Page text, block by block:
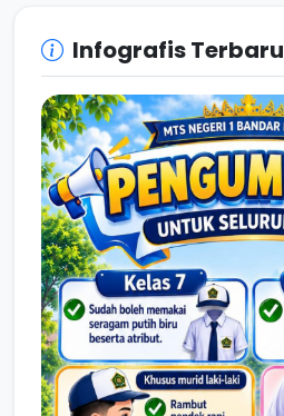
Infografis Terbaru